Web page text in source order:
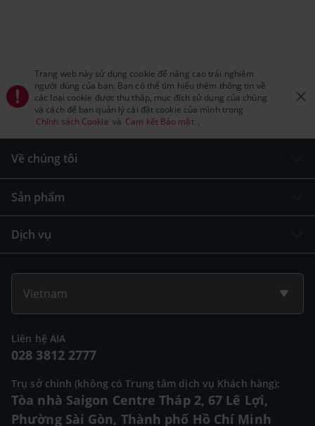
Trang web này sử dụng cookie để nâng cao trải nghiệm
người dùng của bạn. Bạn có thể tìm hiểu thêm thông tin về
các loại cookie được thu thập, mục đích sử dụng của chúng
và cách để bạn quản lý cài đặt cookie của mình trong
Chính sách Cookie và Cam kết Bảo mật .
Về chúng tôi
Sản phẩm
Dịch vụ
Vietnam
Liên hệ AIA
028 3812 2777
Trụ sở chính (không có Trung tâm dịch vụ Khách hàng):
Tòa nhà Saigon Centre Tháp 2, 67 Lê Lợi,
Phường Sài Gòn, Thành phố Hồ Chí Minh